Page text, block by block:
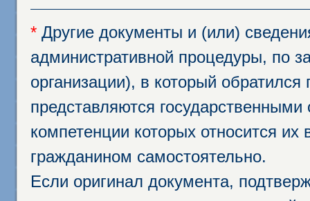
* Другие документы и (или)
административной процедуры, по
организации), в который
представляются
компетенции которых относится
гражданином самостоятельно.
Если оригинал документа,